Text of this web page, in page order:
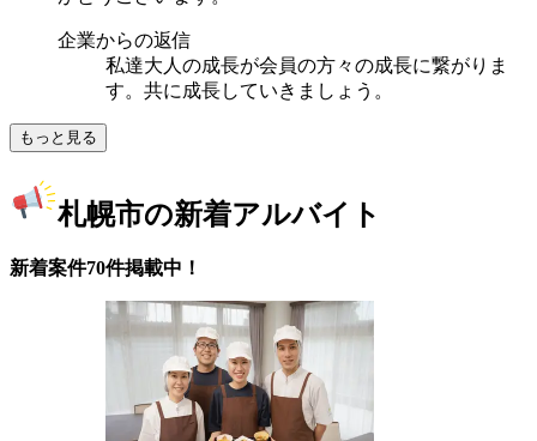
企業からの返信
私達大人の成長が会員の方々の成長に繋がりま
す。共に成長していきましょう。
もっと見る
札幌市の新着アルバイト
新着案件70件掲載中！